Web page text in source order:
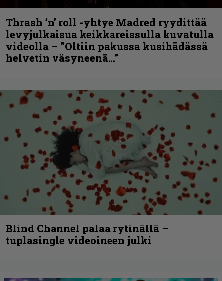
Thrash ’n’ roll -yhtye Madred ryydittää
levyjulkaisua keikkareissulla kuvatulla
videolla – ”Oltiin pakussa kusihädässä
helvetin väsyneenä…”
Blind Channel palaa rytinällä –
tuplasingle videoineen julki